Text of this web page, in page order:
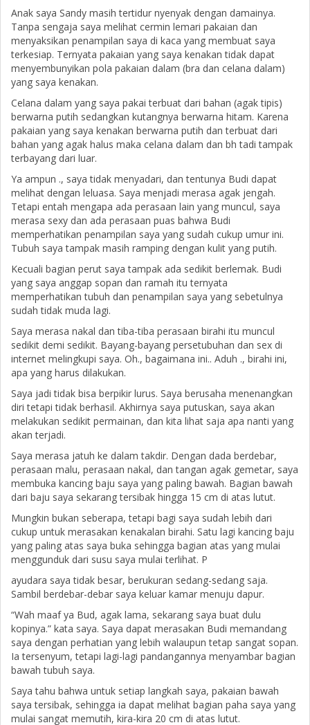
Anak saya Sandy masih tertidur nyenyak dengan damainya.
Tanpa sengaja saya melihat cermin lemari pakaian dan
menyaksikan penampilan saya di kaca yang membuat saya
terkesiap. Ternyata pakaian yang saya kenakan tidak dapat
menyembunyikan pola pakaian dalam (bra dan celana dalam)
yang saya kenakan.
Celana dalam yang saya pakai terbuat dari bahan (agak tipis)
berwarna putih sedangkan kutangnya berwarna hitam. Karena
pakaian yang saya kenakan berwarna putih dan terbuat dari
bahan yang agak halus maka celana dalam dan bh tadi tampak
terbayang dari luar.
Ya ampun ., saya tidak menyadari, dan tentunya Budi dapat
melihat dengan leluasa. Saya menjadi merasa agak jengah.
Tetapi entah mengapa ada perasaan lain yang muncul, saya
merasa sexy dan ada perasaan puas bahwa Budi
memperhatikan penampilan saya yang sudah cukup umur ini.
Tubuh saya tampak masih ramping dengan kulit yang putih.
Kecuali bagian perut saya tampak ada sedikit berlemak. Budi
yang saya anggap sopan dan ramah itu ternyata
memperhatikan tubuh dan penampilan saya yang sebetulnya
sudah tidak muda lagi.
Saya merasa nakal dan tiba-tiba perasaan birahi itu muncul
sedikit demi sedikit. Bayang-bayang persetubuhan dan sex di
internet melingkupi saya. Oh., bagaimana ini.. Aduh ., birahi ini,
apa yang harus dilakukan.
Saya jadi tidak bisa berpikir lurus. Saya berusaha menenangkan
diri tetapi tidak berhasil. Akhirnya saya putuskan, saya akan
melakukan sedikit permainan, dan kita lihat saja apa nanti yang
akan terjadi.
Saya merasa jatuh ke dalam takdir. Dengan dada berdebar,
perasaan malu, perasaan nakal, dan tangan agak gemetar, saya
membuka kancing baju saya yang paling bawah. Bagian bawah
dari baju saya sekarang tersibak hingga 15 cm di atas lutut.
Mungkin bukan seberapa, tetapi bagi saya sudah lebih dari
cukup untuk merasakan kenakalan birahi. Satu lagi kancing baju
yang paling atas saya buka sehingga bagian atas yang mulai
menggunduk dari susu saya mulai terlihat. P
ayudara saya tidak besar, berukuran sedang-sedang saja.
Sambil berdebar-debar saya keluar kamar menuju dapur.
“Wah maaf ya Bud, agak lama, sekarang saya buat dulu
kopinya.” kata saya. Saya dapat merasakan Budi memandang
saya dengan perhatian yang lebih walaupun tetap sangat sopan.
Ia tersenyum, tetapi lagi-lagi pandangannya menyambar bagian
bawah tubuh saya.
Saya tahu bahwa untuk setiap langkah saya, pakaian bawah
saya tersibak, sehingga ia dapat melihat bagian paha saya yang
mulai sangat memutih, kira-kira 20 cm di atas lutut.